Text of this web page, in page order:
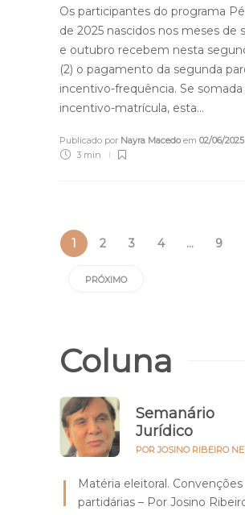
Os participantes do programa
de 2025 nascidos nos meses de
e outubro recebem nesta
(2) o pagamento da segunda
incentivo-frequência. Se somada
incentivo-matrícula, esta…
Publicado por Nayra Macedoem 02/06/2025
3 min
1 2 3 4 … 9
PRÓXIMO
Coluna
Semanário
Jurídico
POR JOSINO RIBEIRO
Matéria eleitoral. Convenções
partidárias – Por Josino